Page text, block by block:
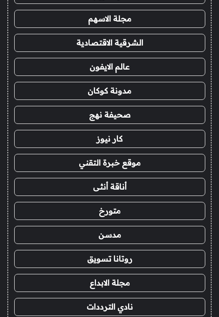
مجلة الاسهم
الشرقية الاقتصادية
عالم الايفون
مدونة كوكان
صحيفة نهج
كار نيوز
موقع خبرة التقني
أناقة أنثى
متورخ
مدسن
روتانا تسويق
مجلة الابداع
نادي الترددات